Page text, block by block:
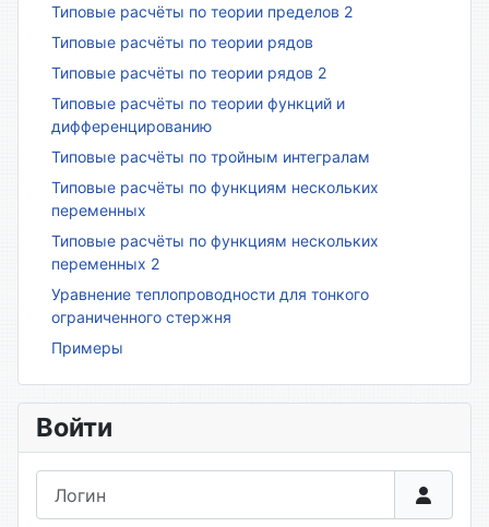
Типовые расчёты по теории пределов 2
Типовые расчёты по теории рядов
Типовые расчёты по теории рядов 2
Типовые расчёты по теории функций и
дифференцированию
Типовые расчёты по тройным интегралам
Типовые расчёты по функциям нескольких
переменных
Типовые расчёты по функциям нескольких
переменных 2
Уравнение теплопроводности для тонкого
ограниченного стержня
Примеры
Войти